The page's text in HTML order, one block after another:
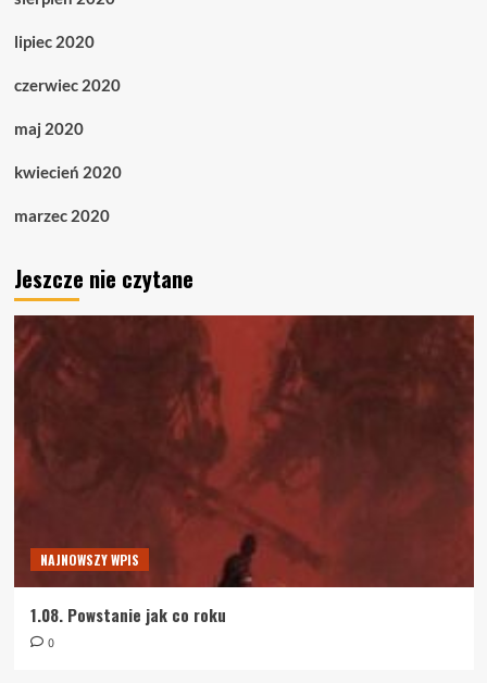
lipiec 2020
czerwiec 2020
maj 2020
kwiecień 2020
marzec 2020
Jeszcze nie czytane
NAJNOWSZY WPIS
1.08. Powstanie jak co roku
0